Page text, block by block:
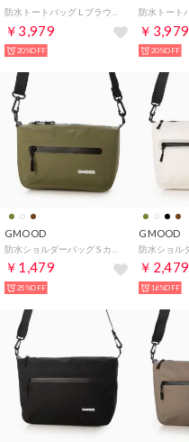
￥3,979
20%OFF
￥3,979
20%OFF
GMOOD
￥1,479
25%OFF
GMOOD
￥2,479
16%OFF